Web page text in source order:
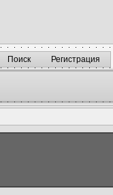
Поиск Регистрация